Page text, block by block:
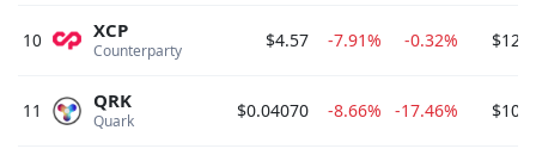
10 Counterparty
XCP $4.57 -7.91% -0.32%
11 Quark
QRK $0.04070 -8.66% -17.46%